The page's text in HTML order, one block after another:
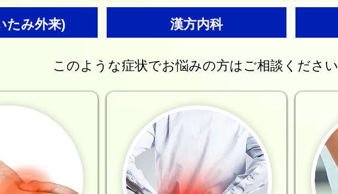
たみ外来) 漢方内科
このような症状でお悩みの方はご相談ください